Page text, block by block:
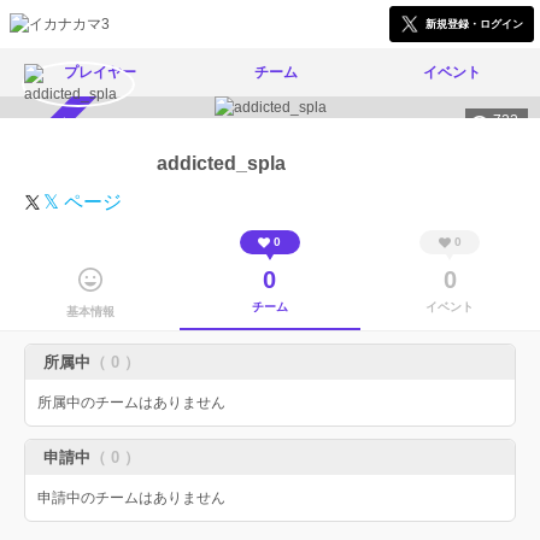
新規登録・ログイン
プレイヤー チーム イベント
722
addicted_spla
𝕏 ページ
基本情報
0
0
チーム
0
0
イベント
所属中 （ 0 ）
所属中のチームはありません
申請中 （ 0 ）
申請中のチームはありません